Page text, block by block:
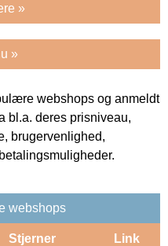
»
»
webshops og anmeldt
bl.a. deres prisniveau,
brugervenlighed,
webshops
Stjerner Link